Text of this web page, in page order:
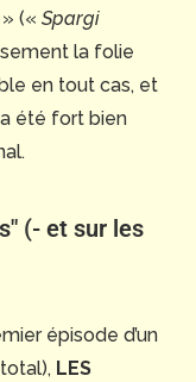
(« Spargi
la folie
en tout cas, et
été fort bien
(- et sur les
épisode d’un
LES